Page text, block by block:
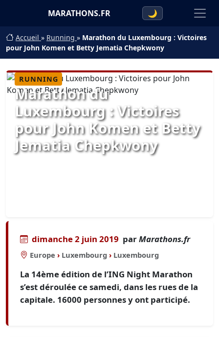
MARATHONS.FR 🌙
Accueil » Running » Marathon du Luxembourg : Victoires
pour John Komen et Betty Jematia Chepkwony
RUNNING
Marathon du
Luxembourg : Victoires
pour John Komen et Betty
Jematia Chepkwony
dimanche 2 juin 2019 parMarathons.fr
Europe › Luxembourg › Luxembourg
La 14ème édition de l’ING Night Marathon
s’est déroulée ce samedi, dans les rues de la
capitale. 16000 personnes y ont participé.